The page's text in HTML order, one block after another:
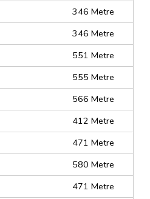
346 Metre
346 Metre
551 Metre
555 Metre
566 Metre
412 Metre
471 Metre
580 Metre
471 Metre